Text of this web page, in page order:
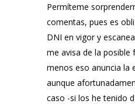
Permíteme
comentas, pues es
DNI en vigor y
me avisa de la posible
menos eso anuncia la
aunque
caso -si los he tenido